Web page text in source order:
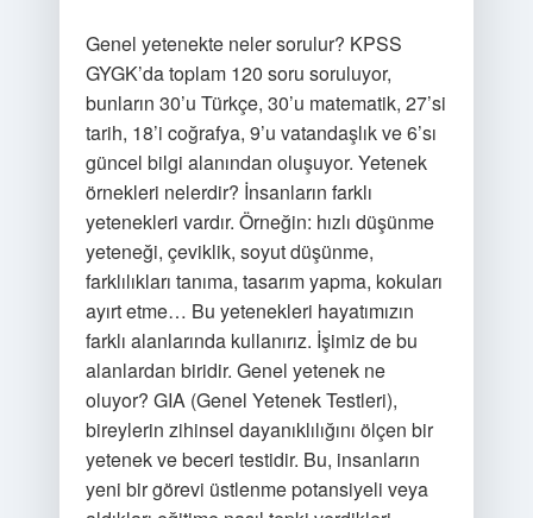
Genel yetenekte neler sorulur? KPSS
GYGK’da toplam 120 soru soruluyor,
bunların 30’u Türkçe, 30’u matematik, 27’si
tarih, 18’i coğrafya, 9’u vatandaşlık ve 6’sı
güncel bilgi alanından oluşuyor. Yetenek
örnekleri nelerdir? İnsanların farklı
yetenekleri vardır. Örneğin: hızlı düşünme
yeteneği, çeviklik, soyut düşünme,
farklılıkları tanıma, tasarım yapma, kokuları
ayırt etme… Bu yetenekleri hayatımızın
farklı alanlarında kullanırız. İşimiz de bu
alanlardan biridir. Genel yetenek ne
oluyor? GIA (Genel Yetenek Testleri),
bireylerin zihinsel dayanıklılığını ölçen bir
yetenek ve beceri testidir. Bu, insanların
yeni bir görevi üstlenme potansiyeli veya